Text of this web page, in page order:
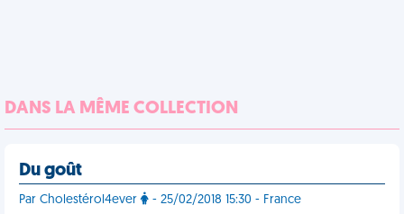
DANS LA MÊME COLLECTION
Du goût
Par Cholestérol4ever - 25/02/2018 15:30 - France